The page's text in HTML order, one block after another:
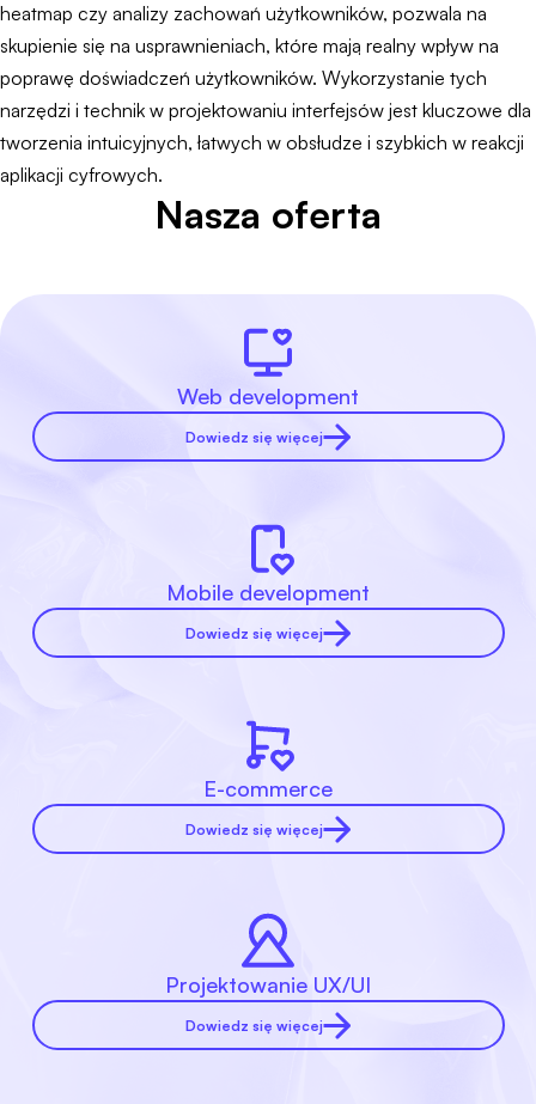
heatmap czy analizy zachowań użytkowników, pozwala na
skupienie się na usprawnieniach, które mają realny wpływ na
poprawę doświadczeń użytkowników. Wykorzystanie tych
narzędzi i technik w projektowaniu interfejsów jest kluczowe dla
tworzenia intuicyjnych, łatwych w obsłudze i szybkich w reakcji
aplikacji cyfrowych.
Nasza oferta
Web development
Dowiedz się więcej
Mobile development
Dowiedz się więcej
E-commerce
Dowiedz się więcej
Projektowanie UX/UI
Dowiedz się więcej